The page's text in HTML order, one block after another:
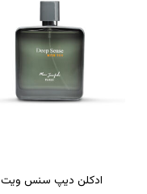
ادکلن دیپ سنس ویت